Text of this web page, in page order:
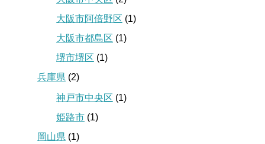
大阪市阿倍野区 (1)
大阪市都島区 (1)
堺市堺区 (1)
兵庫県 (2)
神戸市中央区 (1)
姫路市 (1)
岡山県 (1)